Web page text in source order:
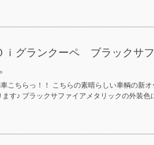
ｉグランクーペ ブラックサ
こちらっ！！ こちらの素晴らしい車輌の新
す♪ ブラックサファイアメタリックの外装